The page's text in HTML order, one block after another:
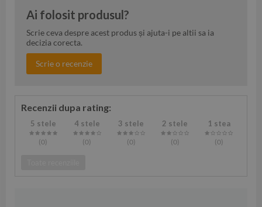
Ai folosit produsul?
Scrie ceva despre acest produs și ajuta-i pe altii sa ia
decizia corecta.
Scrie o recenzie
Recenzii dupa rating:
5 stele
(0)
4 stele
(0)
3 stele
(0)
2 stele
(0)
1 stea
(0)